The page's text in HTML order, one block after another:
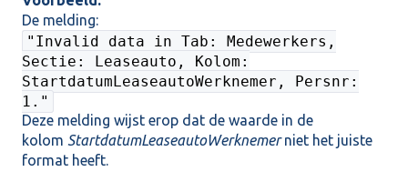
De melding:
"Invalid data in Tab: Medewerkers,
Sectie: Leaseauto, Kolom:
StartdatumLeaseautoWerknemer, Persnr:
1."
Deze melding wijst erop dat de waarde in de
kolom StartdatumLeaseautoWerknemerniet het juiste
format heeft.